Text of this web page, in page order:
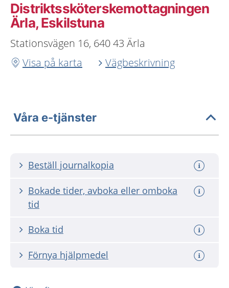
Distriktssköterskemottagningen
Ärla, Eskilstuna
Stationsvägen 16, 640 43 Ärla
Visa på karta
Vägbeskrivning
Våra e-tjänster
Beställ journalkopia
Bokade tider, avboka eller omboka
tid
Boka tid
Förnya hjälpmedel